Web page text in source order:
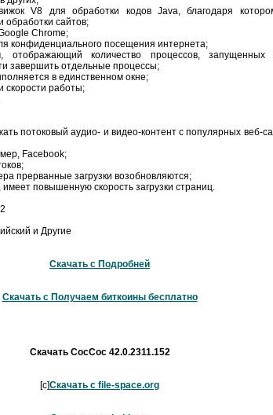
V8 для обработки кодов Java, благодаря
обработки сайтов;
Chrome;
конфиденциального посещения интернета;
отображающий количество процессов,
завершить отдельные процессы;
в единственном окне;
скорости работы;
потоковый аудио- и видео-контент с популярных веб-
Facebook;
прерванные загрузки возобновляются;
повышенную скорость загрузки страниц.
и Другие
Скачать с Подробней
Скачать с Получаем биткоины бесплатно
Скачать CocCoc 42.0.2311.152
[c]Скачать с file-space.org